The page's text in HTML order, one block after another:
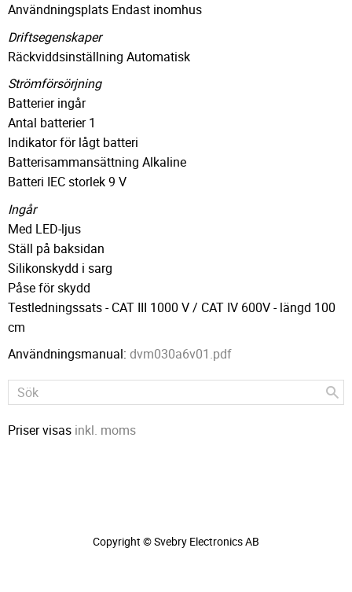
Användningsplats Endast inomhus
Driftsegenskaper
Räckviddsinställning Automatisk
Strömförsörjning
Batterier ingår
Antal batterier 1
Indikator för lågt batteri
Batterisammansättning Alkaline
Batteri IEC storlek 9 V
Ingår
Med LED-ljus
Ställ på baksidan
Silikonskydd i sarg
Påse för skydd
Testledningssats - CAT III 1000 V / CAT IV 600V - längd 100
cm
Användningsmanual: dvm030a6v01.pdf
Priser visas inkl. moms
Copyright © Svebry Electronics AB